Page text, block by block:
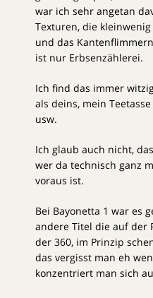
war ich sehr angetan
Texturen, die
und das
ist nur Erbsenzählerei.
Ich find das immer
als deins, mein
usw.
Ich glaub auch nicht,
wer da technisch ganz
voraus ist.
Bei Bayonetta 1 war es
andere Titel die auf der
der 360, im Prinzip
das vergisst man eh
konzentriert man sich